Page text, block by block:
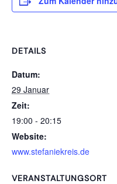
DETAILS
Datum:
29 Januar
Zeit:
19:00 - 20:15
Website:
www.stefaniekreis.de
VERANSTALTUNGSORT